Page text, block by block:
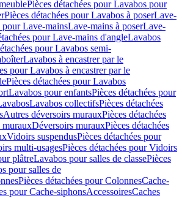
Pièces détachées pour Lavabos pour
Pièces détachées pour Lavabos à poserLave-
pour Lave-mainsLave-mains à poserLave-
pour Lave-mains d'angleLavabos
pour Lavabos semi-
Lavabos à encastrer par le
pour Lavabos à encastrer par le
Pièces détachées pour Lavabos
Lavabos pour enfantsPièces détachées pour
Lavabos collectifsPièces détachées
Autres déversoirs murauxPièces détachées
murauxDéversoirs murauxPièces détachées
Vidoirs suspendusPièces détachées pour
multi-usagesPièces détachées pour Vidoirs
plâtreLavabos pour salles de classePièces
pour salles de
Pièces détachées pour ColonnesCache-
pour Cache-siphonsAccessoiresCaches